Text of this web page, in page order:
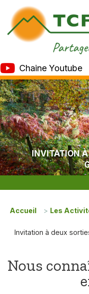
Chaine Youtube
INVITATION À
Accueil > Les
Invitation à deux
Nous